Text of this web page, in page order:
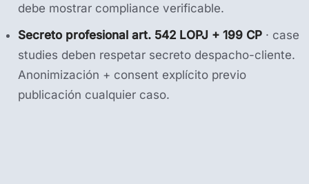
debe mostrar compliance verificable.
Secreto profesional art. 542 LOPJ + 199 CP · case
studies deben respetar secreto despacho-cliente.
Anonimización + consent explícito previo
publicación cualquier caso.